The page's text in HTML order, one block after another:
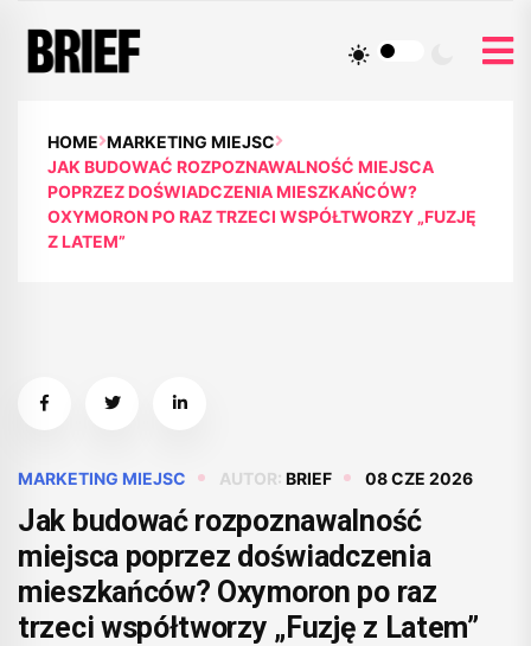
HOME MARKETING MIEJSC
JAK BUDOWAĆ ROZPOZNAWALNOŚĆ MIEJSCA
POPRZEZ DOŚWIADCZENIA MIESZKAŃCÓW?
OXYMORON PO RAZ TRZECI WSPÓŁTWORZY „FUZJĘ
Z LATEM”
MARKETING MIEJSC AUTOR: BRIEF 08 CZE 2026
Jak budować rozpoznawalność
miejsca poprzez doświadczenia
mieszkańców? Oxymoron po raz
trzeci współtworzy „Fuzję z Latem”